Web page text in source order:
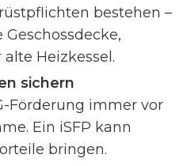
bestehen –
Heizkessel.
sichern
Förderung immer vor
Ein iSFP kann
bringen.